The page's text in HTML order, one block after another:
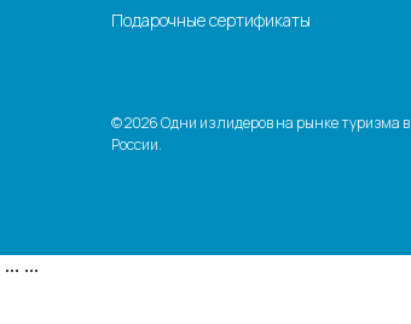
Подарочные сертификаты
© 2026 Одни из лидеров на рынке туризма в
России.
... ...